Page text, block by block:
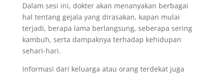
Dalam sesi ini, dokter akan menanyakan berbagai
hal tentang gejala yang dirasakan, kapan mulai
terjadi, berapa lama berlangsung, seberapa sering
kambuh, serta dampaknya terhadap kehidupan
sehari-hari.
Informasi dari keluarga atau orang terdekat juga